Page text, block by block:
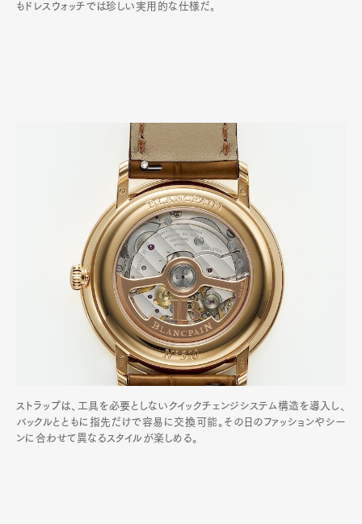
もドレスウォッチでは珍しい実用的な仕様だ｡
ストラップは、工具を必要としないクイックチェンジシステム構造を導入し、
バックルとともに指先だけで容易に交換可能。その日のファッションやシー
ンに合わせて異なるスタイルが楽しめる。